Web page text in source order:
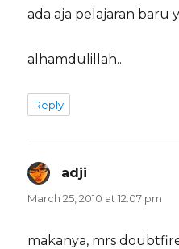
ada aja pelajaran baru
alhamdulillah..
Reply
adji
March 25, 2010 at 12:07 pm
makanya, mrs